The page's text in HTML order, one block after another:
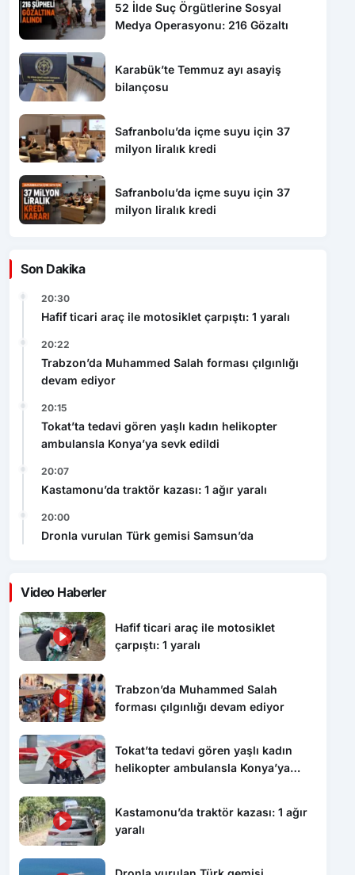
52 İlde Suç Örgütlerine Sosyal
Medya Operasyonu: 216 Gözaltı
Karabük’te Temmuz ayı asayiş
bilançosu
Safranbolu’da içme suyu için 37
milyon liralık kredi
Safranbolu’da içme suyu için 37
milyon liralık kredi
Son Dakika
20:30
Hafif ticari araç ile motosiklet çarpıştı: 1 yaralı
20:22
Trabzon’da Muhammed Salah forması çılgınlığı
devam ediyor
20:15
Tokat’ta tedavi gören yaşlı kadın helikopter
ambulansla Konya’ya sevk edildi
20:07
Kastamonu’da traktör kazası: 1 ağır yaralı
20:00
Dronla vurulan Türk gemisi Samsun’da
Video Haberler
Hafif ticari araç ile motosiklet
çarpıştı: 1 yaralı
Trabzon’da Muhammed Salah
forması çılgınlığı devam ediyor
Tokat’ta tedavi gören yaşlı kadın
helikopter ambulansla Konya’ya
Kastamonu’da traktör kazası: 1 ağır
yaralı